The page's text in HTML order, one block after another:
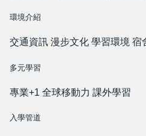
環境介紹
交通資訊 漫步文化 學習環境 宿
多元學習
專業+1 全球移動力 課外學習
入學管道